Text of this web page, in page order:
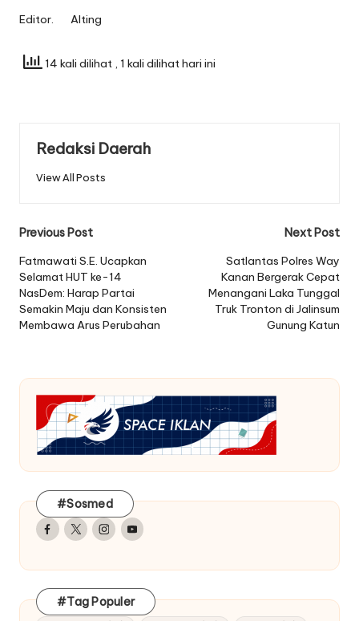
Editor. Alting
14 kali dilihat , 1 kali dilihat hari ini
Redaksi Daerah
View All Posts
Post
navigation
Previous Post
Fatmawati S.E. Ucapkan
Selamat HUT ke-14
NasDem: Harap Partai
Semakin Maju dan Konsisten
Membawa Arus Perubahan
Next Post
Satlantas Polres Way
Kanan Bergerak Cepat
Menangani Laka Tunggal
Truk Tronton di Jalinsum
Gunung Katun
#Sosmed
Facebook
TwitterInstagram
Youtube
#Tag Populer